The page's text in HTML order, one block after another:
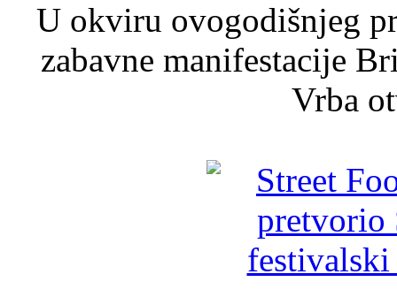
U okviru ovogodišnjeg
zabavne manifestacije
Vrba